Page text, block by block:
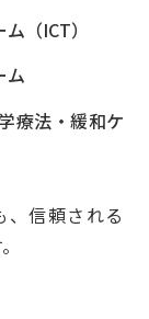
（ICT）
ム
療法・緩和ケ
信頼される